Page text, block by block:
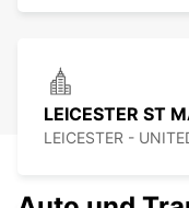
LEICESTER ST
LEICESTER -